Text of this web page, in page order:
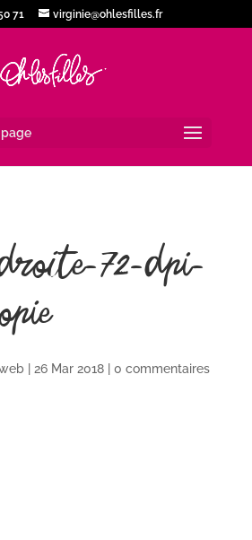
71 virginie@ohlesfilles.fr
72-dpi-
| 26 Mar 2018| 0 commentaires